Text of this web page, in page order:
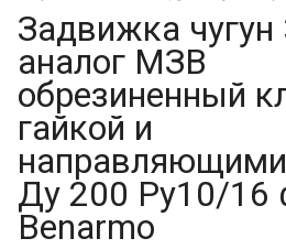
Задвижка чугун
аналог МЗВ
обрезиненный
гайкой и
Ду 200 Ру10/16
Benarmo